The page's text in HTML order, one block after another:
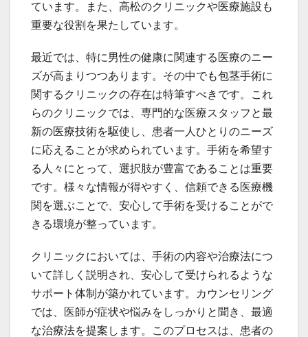
ています。また、高松のクリニックや医療施設も
重要な役割を果たしています。
最近では、特に男性の健康に関連する医療のニー
ズが高まりつつあります。その中でも包茎手術に
関するクリニックの存在は特筆すべきです。これ
らのクリニックでは、専門的な医療スタッフと最
新の医療技術を駆使し、患者一人ひとりのニーズ
に応えることが求められています。手術を希望す
る人々にとって、選択肢が豊富であることは重要
です。様々な情報が得やすく、信頼できる医療機
関を選ぶことで、安心して手術を受けることがで
きる環境が整っています。
クリニックにおいては、手術の内容や治療法につ
いて詳しく説明され、安心して受けられるような
サポート体制が築かれています。カウンセリング
では、医師が症状や悩みをしっかりと聞き、最適
な治療法を提案します。このプロセスは、患者の